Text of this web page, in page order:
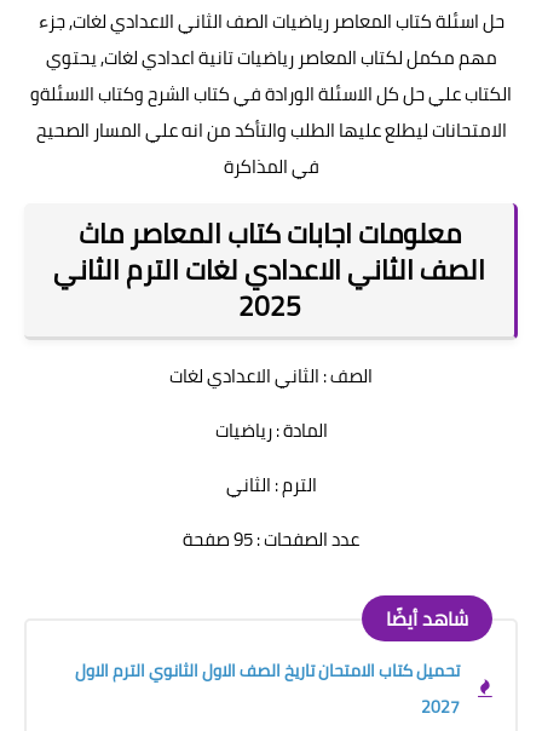
حل اسئلة كتاب المعاصر رياضيات الصف الثاني الاعدادي لغات, جزء
مهم مكمل لكتاب المعاصر رياضيات تانية اعدادي لغات, يحتوي
الكتاب علي حل كل الاسئلة الورادة في كتاب الشرح وكتاب الاسئلةو
الامتحانات ليطلع عليها الطلب والتأكد من انه علي المسار الصحيح
في المذاكرة
معلومات اجابات كتاب المعاصر ماث
الصف الثاني الاعدادي لغات الترم الثاني
2025
الصف : الثاني الاعدادي لغات
المادة : رياضيات
الترم : الثاني
عدد الصفحات : 95 صفحة
شاهد أيضًا
تحميل كتاب الامتحان تاريخ الصف الاول الثانوي الترم الاول
2027